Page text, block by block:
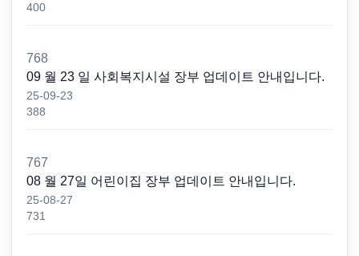
400
768
09 월 23 일 사회복지시설 장부 업데이트 안내입니다.
25-09-23
388
767
08 월 27일 어린이집 장부 업데이트 안내입니다.
25-08-27
731